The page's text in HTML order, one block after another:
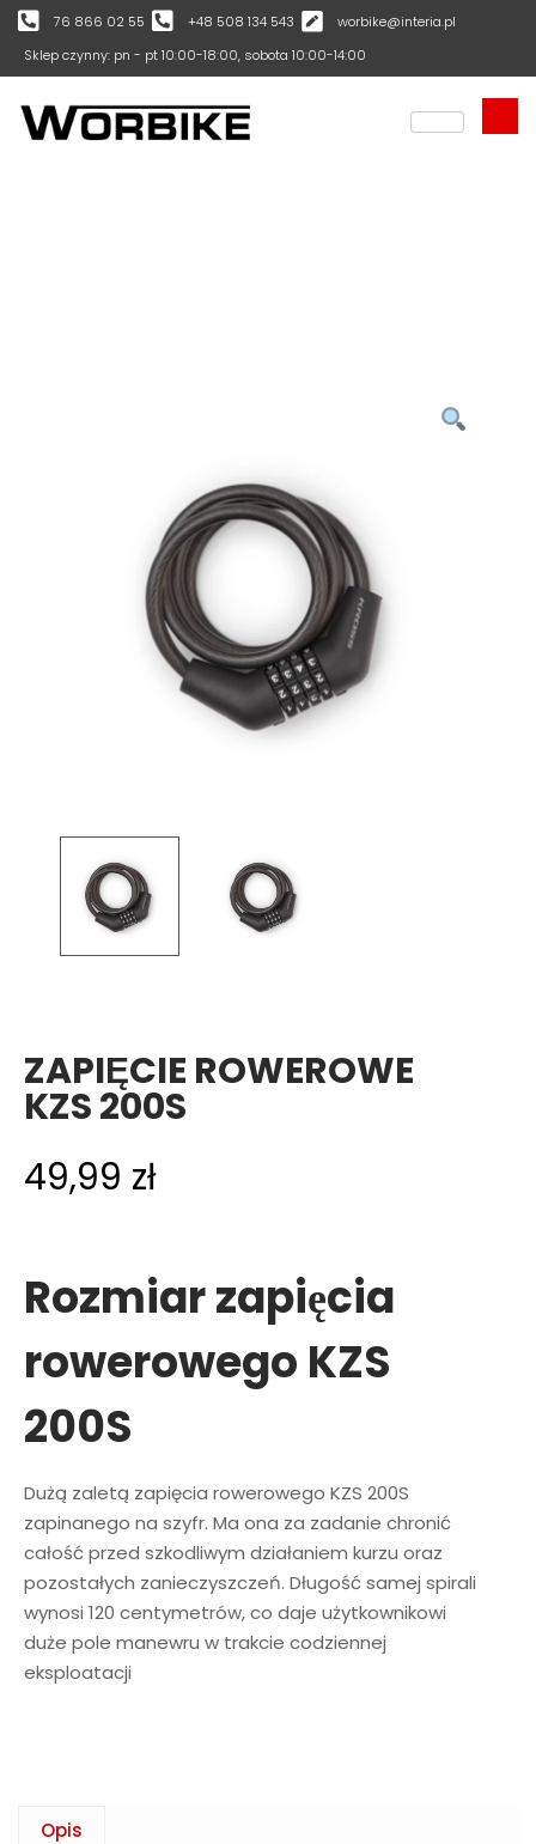
76 866 02 55 +48 508 134 543
worbike@interia.pl
Sklep czynny: pn - pt 10:00-18:00, sobota 10:00-14:00
ZAPIĘCIE ROWEROWE
KZS 200S
49,99 zł
Rozmiar zapięcia
rowerowego KZS
200S
Dużą zaletą zapięcia rowerowego KZS 200S
zapinanego na szyfr. Ma ona za zadanie chronić
całość przed szkodliwym działaniem kurzu oraz
pozostałych zanieczyszczeń. Długość samej spirali
wynosi 120 centymetrów, co daje użytkownikowi
duże pole manewru w trakcie codziennej
eksploatacji
Opis